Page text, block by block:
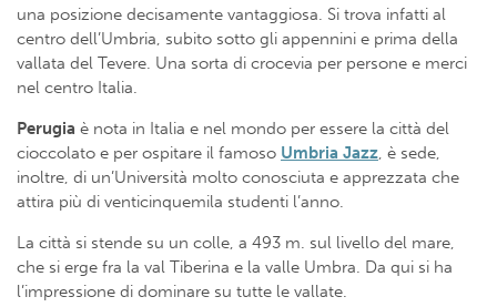
una posizione decisamente vantaggiosa. Si trova infatti al
centro dell’Umbria, subito sotto gli appennini e prima della
vallata del Tevere. Una sorta di crocevia per persone e merci
nel centro Italia.
Perugia è nota in Italia e nel mondo per essere la città del
cioccolato e per ospitare il famoso Umbria Jazz, è sede,
inoltre, di un’Università molto conosciuta e apprezzata che
attira più di venticinquemila studenti l’anno.
La città si stende su un colle, a 493 m. sul livello del mare,
che si erge fra la val Tiberina e la valle Umbra. Da qui si ha
l’impressione di dominare su tutte le vallate.